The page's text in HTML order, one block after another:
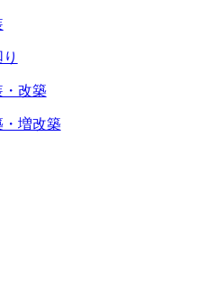
改築
増改築